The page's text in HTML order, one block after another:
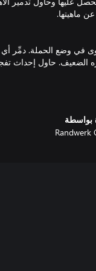
في وضع الحملة. دمِّر
الضعيف. حاول إحداث
ثقيلة فائقة ناحية
منها مستويات إضافية.
بمجموعة محدودة من
الأساسية.
لم تفتحها بعد. اختبر
بواسطة
Randwerk